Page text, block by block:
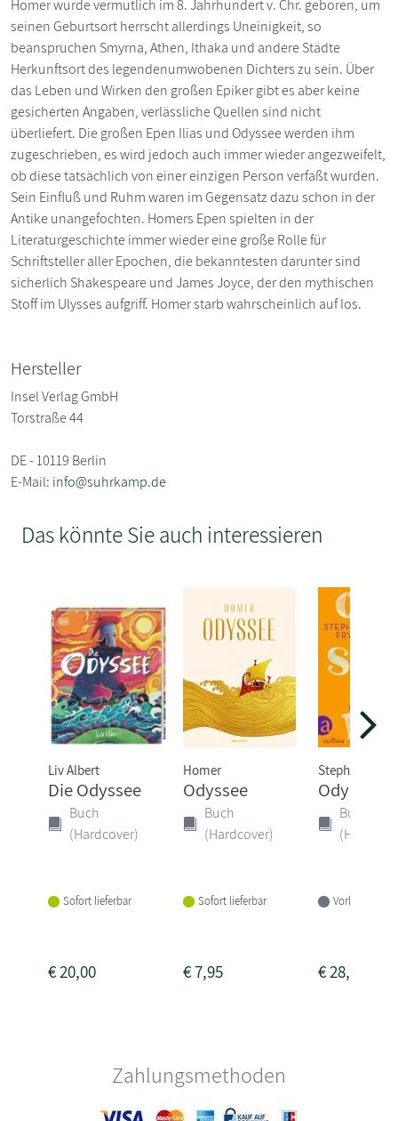
Homer wurde vermutlich im 8. Jahrhundert v. Chr. geboren, um
seinen Geburtsort herrscht allerdings Uneinigkeit, so
beanspruchen Smyrna, Athen, Ithaka und andere Städte
Herkunftsort des legendenumwobenen Dichters zu sein. Über
das Leben und Wirken den großen Epiker gibt es aber keine
gesicherten Angaben, verlässliche Quellen sind nicht
überliefert. Die großen Epen Ilias und Odyssee werden ihm
zugeschrieben, es wird jedoch auch immer wieder angezweifelt,
ob diese tatsächlich von einer einzigen Person verfaßt wurden.
Sein Einfluß und Ruhm waren im Gegensatz dazu schon in der
Antike unangefochten. Homers Epen spielten in der
Literaturgeschichte immer wieder eine große Rolle für
Schriftsteller aller Epochen, die bekanntesten darunter sind
sicherlich Shakespeare und James Joyce, der den mythischen
Stoff im Ulysses aufgriff. Homer starb wahrscheinlich auf Ios.
Hersteller
Insel Verlag GmbH
Torstraße 44
DE - 10119 Berlin
E-Mail: info@suhrkamp.de
Das könnte Sie auch interessieren
Liv Albert
Die Odyssee
Buch
(Hardcover)
Sofort lieferbar
€20,00
Homer
Odyssee
Buch
(Hardcover)
Sofort lieferbar
€7,95
Stephen Fry
Odyssee
Buch
Vorbestellbar
€28,00
Zahlungsmethoden